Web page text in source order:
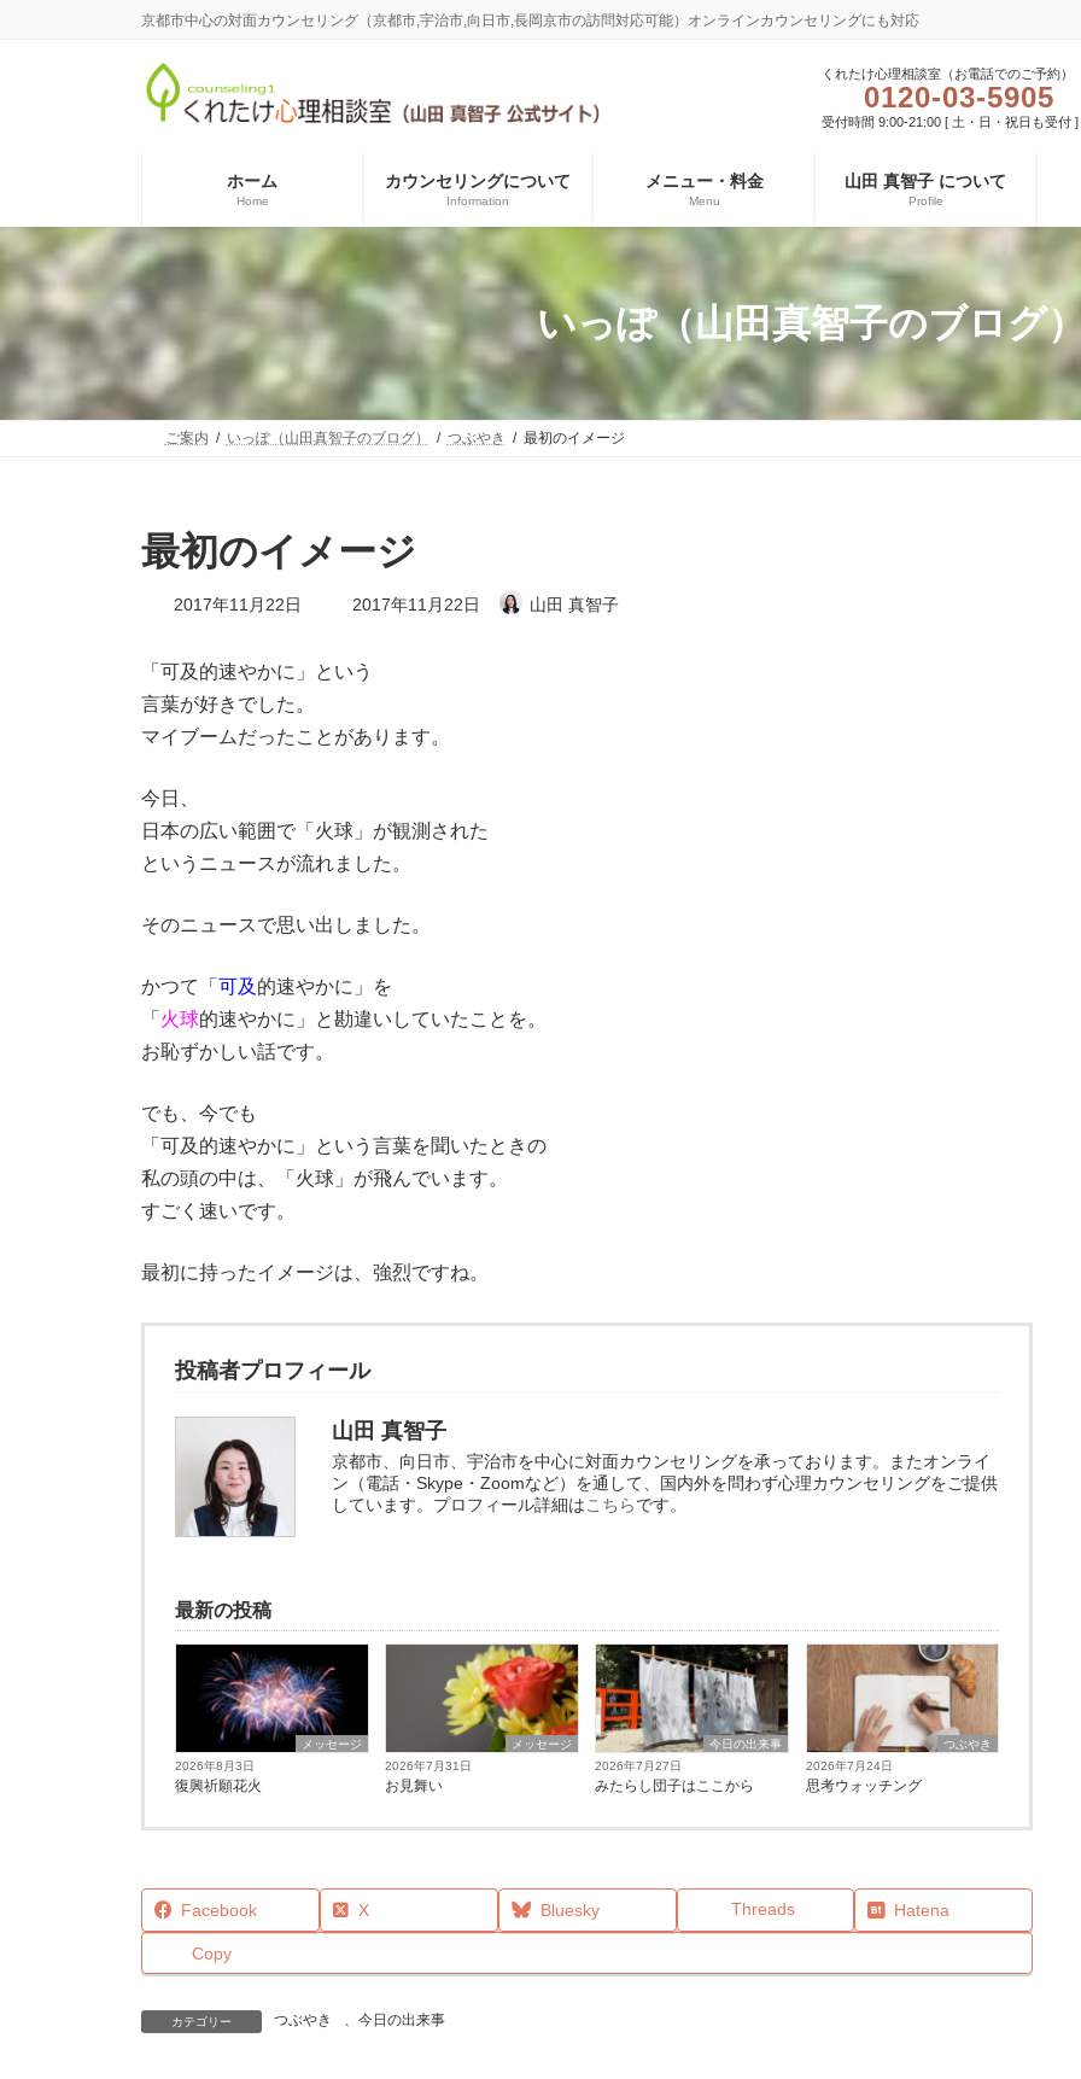
京都市中心の対面カウンセリング（京都市,宇治市,向日市,長岡京市の訪問対応可能）オンラインカウンセリングにも対応
くれたけ心理相談室（お電話でのご予約）
0120-03-5905
受付時間 9:00-21:00 [ 土・日・祝日も受付 ]
ホーム
Home
カウンセリングについて
Information
メニュー・料金
Menu
山田 真智子 について
Profile
いっぽ（山田真智子のブログ
ご案内 いっぽ（山田真智子のブログ） つぶやき 最初のイメージ
最初のイメージ
2017年11月22日
最
終
新
日
:
2017年11月22日 山田 真智子
「可及的速やかに」という
言葉が好きでした。
マイブームだったことがあります。
今日、
日本の広い範囲で「火球」が観測された
というニュースが流れました。
そのニュースで思い出しました。
かつて「 可及 的速やかに」を
「 火球的速やかに」と勘違いしていたことを。
お恥ずかしい話です。
でも、今でも
「可及的速やかに」という言葉を聞いたときの
私の頭の中は、「火球」が飛んでいます。
すごく速いです。
最初に持ったイメージは、強烈ですね。
投稿者プロフィール
山田 真智子
京都市、向日市、宇治市を中心に対面カウンセリングを承っております。またオンライ
ン（電話・Skype・Zoomなど）を通して、国内外を問わず心理カウンセリングをご提供
しています。プロフィール詳細はこちらです。
最新の投稿
メッセージ
2026年8月3日
復興祈願花火
メッセージ
2026年7月31日
お見舞い
今日の出来事
2026年7月27日
みたらし団子はここから
つぶやき
2026年7月24日
思考ウォッチング
Facebook X Bluesky Threads Hatena
Copy
カテゴリー つぶやき 、 今日の出来事